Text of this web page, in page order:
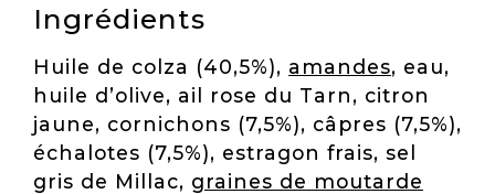
Ingrédients
Huile de colza (40,5%), amandes, eau,
huile d’olive, ail rose du Tarn, citron
jaune, cornichons (7,5%), câpres (7,5%),
échalotes (7,5%), estragon frais, sel
gris de Millac, graines de moutarde